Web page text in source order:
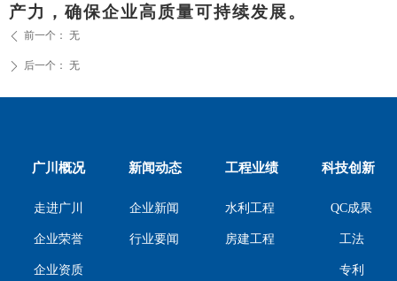
产力，确保企业高质量可持续发展。
ꄴ 前一个： 无
ꄲ 后一个： 无
企业新闻
行业要闻
QC成果
工法
专利
水利工程
房建工程
走进广川
企业荣誉
企业资质
广川概况 新闻动态 工程业绩 科技创新